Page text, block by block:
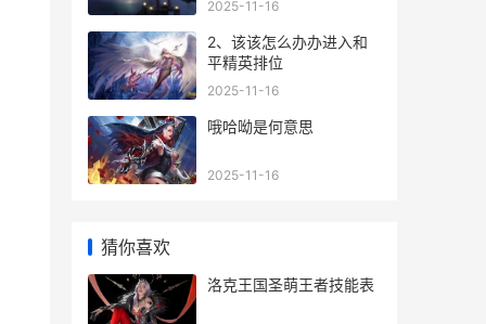
2025-11-16
2、该该怎么办办进入和
平精英排位
2025-11-16
哦哈呦是何意思
2025-11-16
猜你喜欢
洛克王国圣萌王者技能表